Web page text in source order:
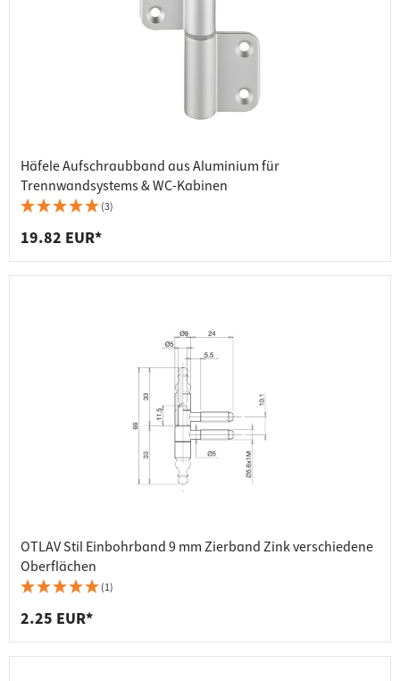
Häfele Aufschraubband aus Aluminium für
Trennwandsystems & WC-Kabinen
(3)
19.82 EUR*
OTLAV Stil Einbohrband 9 mm Zierband Zink verschiedene
Oberflächen
(1)
2.25 EUR*